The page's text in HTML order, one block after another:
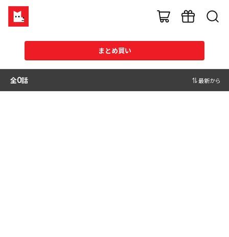
まとめ買い
全0話 最新から